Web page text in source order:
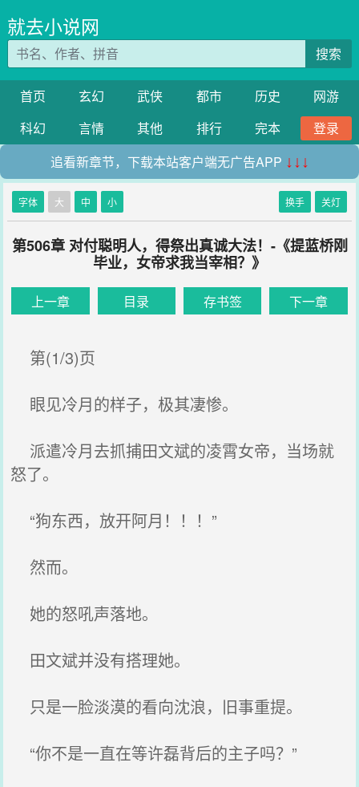
就去小说网
搜索
首页 玄幻 武侠 都市 历史
网游
科幻
言情 其他 排行 完本
登录
追看新章节，下载本站客户端无广告APP ↓↓↓
字体 大 中 小 换手 关灯
第506章 对付聪明人，得祭出真诚大法！-《提蓝桥刚
毕业，女帝求我当宰相？》
上一章 目录 存书签 下一章
第(1/3)页
眼见冷月的样子，极其凄惨。
派遣冷月去抓捕田文斌的凌霄女帝，当场就
怒了。
“狗东西，放开阿月！！！”
然而。
她的怒吼声落地。
田文斌并没有搭理她。
只是一脸淡漠的看向沈浪，旧事重提。
“你不是一直在等许磊背后的主子吗？”